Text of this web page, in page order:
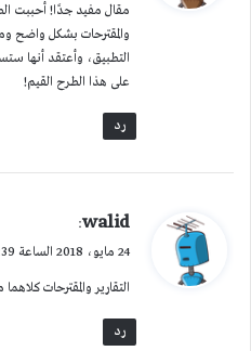
ل
مقال مفيد جدًا! أحببت
والمقترحات بشكل واضح
التطبيق، وأعتقد أنها
على هذا الطرح القيم!
رد
ي
ل
walid
:
24 مايو، 2018 الساعة 7:39 م
التقارير والمقترحات
رد